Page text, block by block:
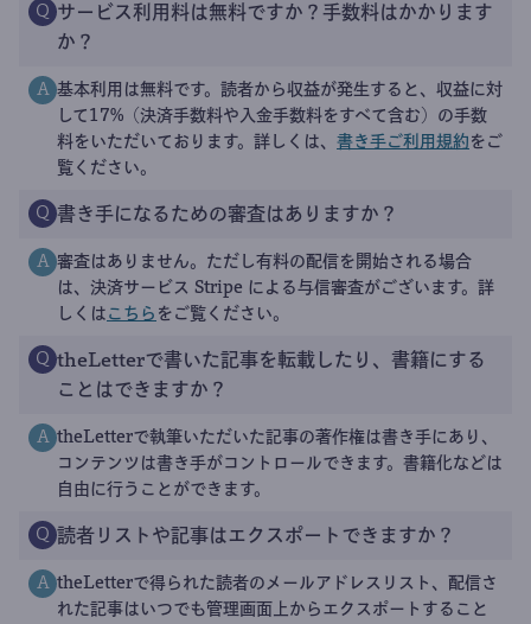
Q サービス利用料は無料ですか？手数料はかかります
か？
A 基本利用は無料です。読者から収益が発生すると、収益に対
して17%（決済手数料や入金手数料をすべて含む）の手数
料をいただいております。詳しくは、 書き手ご利用規約 をご
覧ください。
Q 書き手になるための審査はありますか？
A 審査はありません。ただし有料の配信を開始される場合
は、決済サービス Stripe による与信審査がございます。詳
しくは こちら をご覧ください。
Q theLetterで書いた記事を転載したり、書籍にする
ことはできますか？
A theLetterで執筆いただいた記事の著作権は書き手にあり、
コンテンツは書き手がコントロールできます。書籍化などは
自由に行うことができます。
Q 読者リストや記事はエクスポートできますか？
A theLetterで得られた読者のメールアドレスリスト、配信さ
れた記事はいつでも管理画面上からエクスポートすること